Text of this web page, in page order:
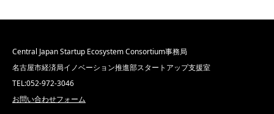
Central Japan Startup Ecosystem Consortium事務局
名古屋市経済局イノベーション推進部スタートアップ支援室
TEL:052-972-3046
お問い合わせフォーム